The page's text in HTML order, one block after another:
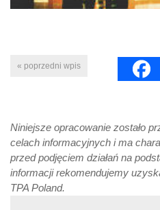
« poprzedni wpis
Niniejsze opracowanie zostało
celach informacyjnych i ma
przed podjęciem działań na
informacji rekomendujemy
TPA Poland.